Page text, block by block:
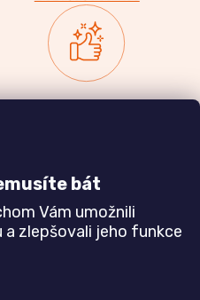
bát
Vám umožnili
a zlepšovali jeho funkce
Dozvědět se více